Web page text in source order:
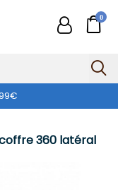
0
360 latéral